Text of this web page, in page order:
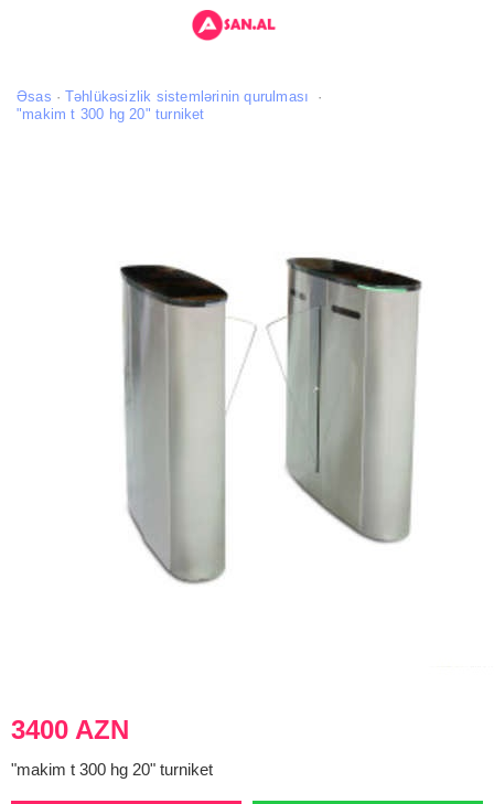
Əsas
Təhlükəsizlik sistemlərinin qurulması
"makim t 300 hg 20" turniket
3400 AZN
"makim t 300 hg 20" turniket